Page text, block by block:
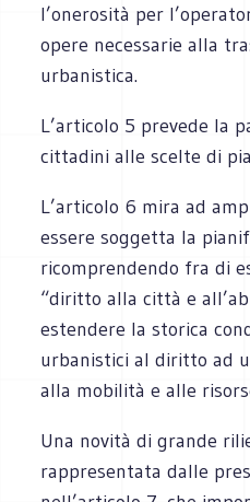
l’onerosità per
opere necessarie alla
urbanistica.
L’articolo 5 prevede la
cittadini alle scelte di
L’articolo 6 mira ad
essere soggetta la
ricomprendendo fra di
“diritto alla città e
estendere la storica
urbanistici al diritto ad
alla mobilità e alle
Una novità di grande
rappresentata dalle